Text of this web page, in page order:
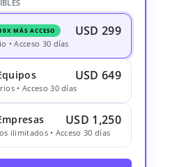
MÁS ACCESO USD 299
• Acceso 30 días
USD 649
• Acceso 30 días
USD 1,250
ilimitados • Acceso 30 días